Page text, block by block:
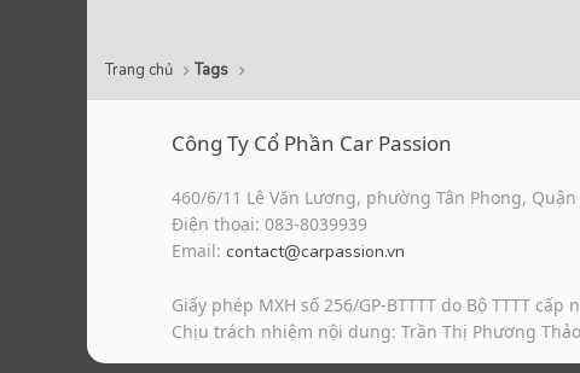
Trang chủ Tags
Công Ty Cổ Phần Car Passion
460/6/11 Lê Văn Lương, phường Tân Phong, Quận
Điện thoại: 083-8039939
Email: contact@carpassion.vn
Giấy phép MXH số 256/GP-BTTTT do Bộ TTTT cấp
Chịu trách nhiệm nội dung: Trần Thị Phương Thảo